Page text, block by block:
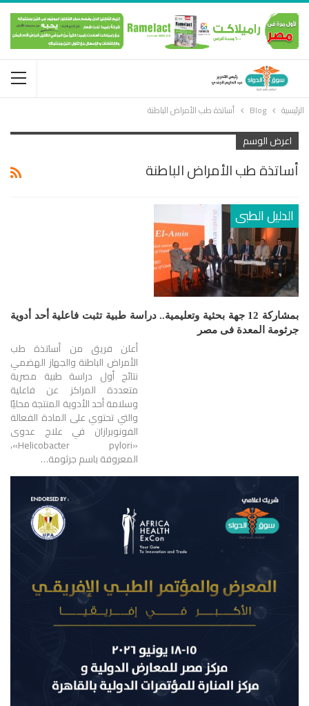
الرئيسية Blog أساتذة طب الأمراض الباطنة
اعرض الوسم
أساتذة طب الأمراض الباطنة
الدليل الطبى
بمشاركة 12 جهة بحثية وتعليمية.. دراسة طبية تثبت فاعلية أحد أدوية
جرثومة المعدة فى مصر
أعلن فريق من أساتذة طب
الأمراض الباطنة والجهاز الهضمي
نتائج أول دراسة طبية مصرية
متعددة المراكز عن فاعلية
وسلامة أحد الأدوية المنتجة محليًا
والتي تحتوي على المادة الفعالة
الفونوبرازان في علاج عدوى
«Helicobacter pylori»،
المعروفة باسم جرثومة…